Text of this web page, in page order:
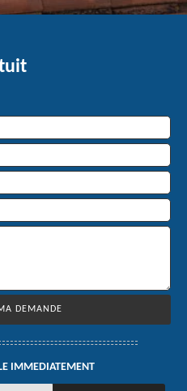
IMMEDIATEMENT